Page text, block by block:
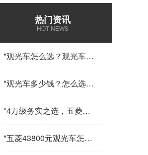
热门资讯
HOT NEWS
*观光车怎么选？观光车多
14座观光车——购车指南
请查收…
*观光车多少钱？怎么选？
答案…
*4万级务实之选，五菱
与性价比…
*五菱43800元观光车怎么